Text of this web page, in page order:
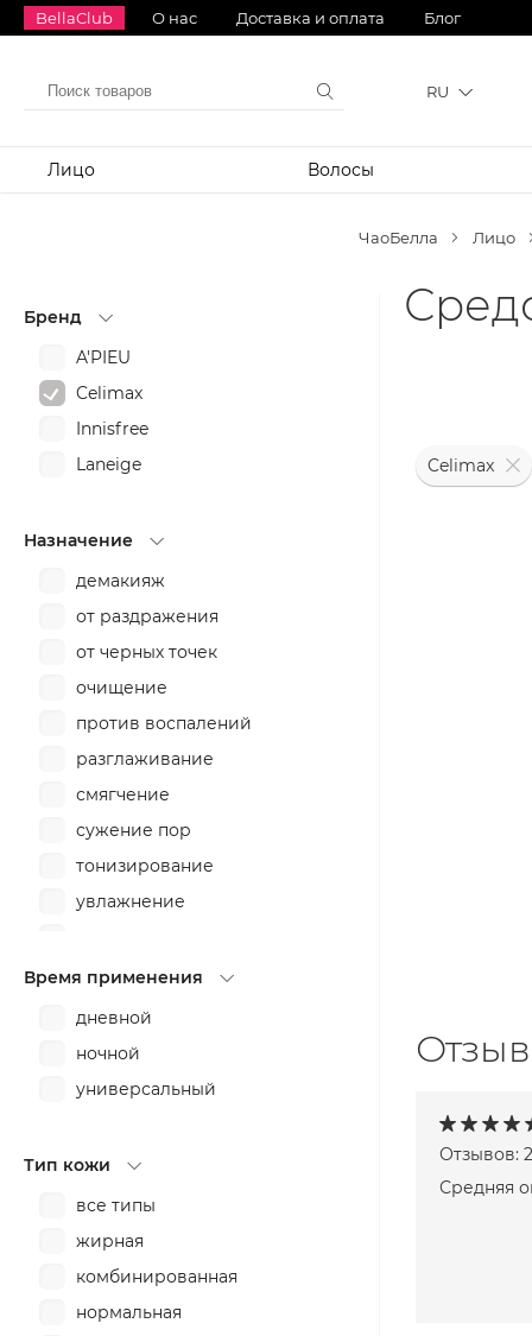
BellaClub О нас Доставка и оплата Блог
RU
Лицо Волосы
ЧаоБелла Лицо
Бренд
A'PIEU
Celimax
Innisfree
Laneige
Назначение
демакияж
от раздражения
от черных точек
очищение
против воспалений
разглаживание
смягчение
сужение пор
тонизирование
увлажнение
успокоение
Время применения
дневной
ночной
универсальный
Тип кожи
все типы
жирная
комбинированная
нормальная
Celimax
Отзывов: 2
Средняя